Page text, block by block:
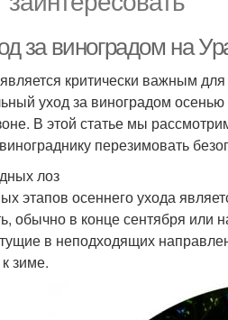
за виноградом на
критически важным
уход за виноградом
В этой статье мы
перезимовать
лоз
этапов осеннего ухода
обычно в конце сентября или
в неподходящих
зиме.